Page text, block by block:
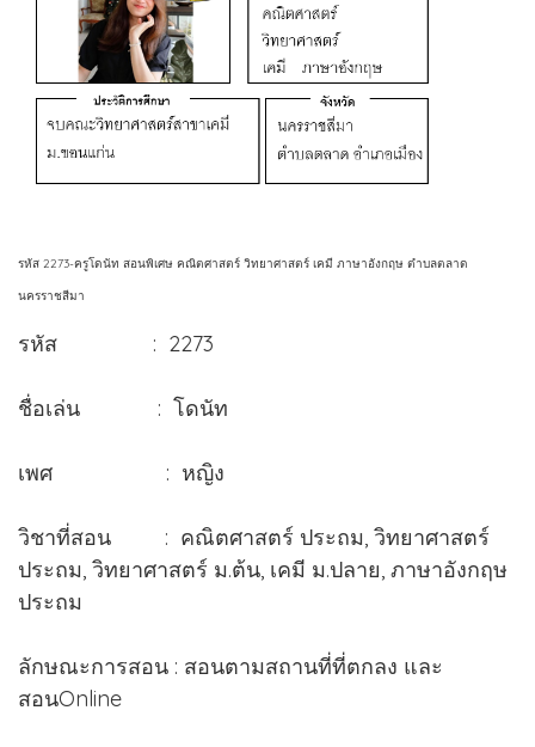
รหัส 2273-ครูโดนัท สอนพิเศษ คณิตศาสตร์ วิทยาศาสตร์ เคมี ภาษาอังกฤษ ตำบลตลาด
นครราชสีมา
รหัส : 2273
ชื่อเล่น : โดนัท
เพศ : หญิง
วิชาที่สอน : คณิตศาสตร์ ประถม, วิทยาศาสตร์
ประถม, วิทยาศาสตร์ ม.ต้น, เคมี ม.ปลาย, ภาษาอังกฤษ
ประถม
ลักษณะการสอน : สอนตามสถานที่ที่ตกลง และ
สอนOnline